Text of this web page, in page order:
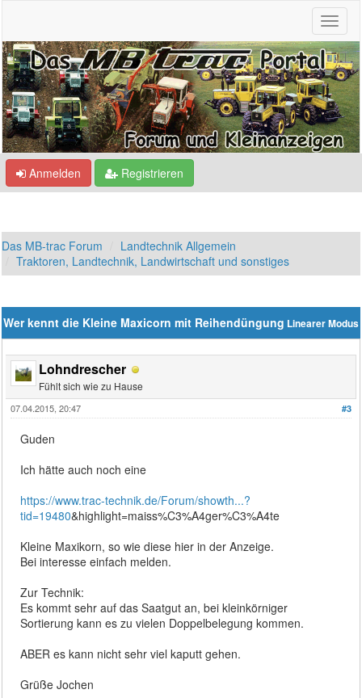
Anmelden Registrieren
Das MB-trac Forum
Landtechnik Allgemein
Traktoren, Landtechnik, Landwirtschaft und sonstiges
Linearer Modus
Wer kennt die Kleine Maxicorn mit Reihendüngung
Lohndrescher
Fühlt sich wie zu Hause
#3
07.04.2015, 20:47
Guden
Ich hätte auch noch eine
https://www.trac-technik.de/Forum/showth...?
tid=19480&highlight=maiss%C3%A4ger%C3%A4te
Kleine Maxikorn, so wie diese hier in der Anzeige.
Bei interesse einfach melden.
Zur Technik:
Es kommt sehr auf das Saatgut an, bei kleinkörniger
Sortierung kann es zu vielen Doppelbelegung kommen.
ABER es kann nicht sehr viel kaputt gehen.
Grüße Jochen